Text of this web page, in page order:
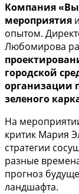
Компания
мероприятия
опытом.
Любомирова
городской
организации
зеленого
На
критик Мария
стратегии
разные
прогноз
ландшафта.